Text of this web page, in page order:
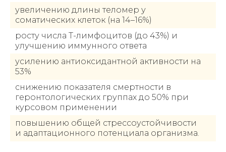
увеличению длины теломер у
соматических клеток (на 14–16%)
росту числа Т-лимфоцитов (до 43%) и
улучшению иммунного ответа
усилению антиоксидантной активности на
53%
снижению показателя смертности в
геронтологических группах до 50% при
курсовом применении
повышению общей стрессоустойчивости
и адаптационного потенциала организма.